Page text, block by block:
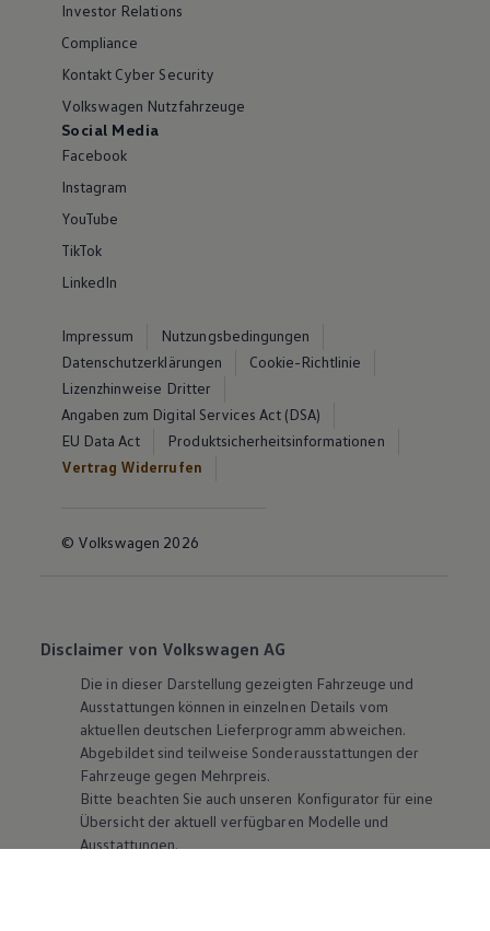
Investor Relations
Compliance
Kontakt Cyber Security
Volkswagen Nutzfahrzeuge
Social Media
Facebook
Instagram
YouTube
TikTok
LinkedIn
Impressum
Nutzungsbedingungen
Datenschutzerklärungen
Cookie-Richtlinie
Lizenzhinweise Dritter
Angaben zum Digital Services Act (DSA)
EU Data Act
Produktsicherheitsinformationen
Vertrag Widerrufen
© Volkswagen 2026
Disclaimer von Volkswagen AG
Die in dieser Darstellung gezeigten Fahrzeuge und
Ausstattungen können in einzelnen Details vom
aktuellen deutschen Lieferprogramm abweichen.
Abgebildet sind teilweise Sonderausstattungen der
Fahrzeuge gegen Mehrpreis.
Bitte beachten Sie auch unseren Konfigurator für eine
Übersicht der aktuell verfügbaren Modelle und
Ausstattungen.